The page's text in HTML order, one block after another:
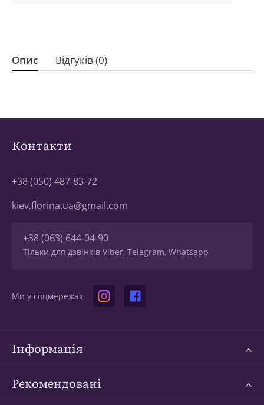
Опис Відгуків (0)
Контакти
+38 (050) 487-83-72
kiev.florina.ua@gmail.com
+38 (063) 644-04-90
Тільки для дзвінків Viber, Telegram, Whatsapp
Ми у соцмережах
Інформація
Рекомендовані